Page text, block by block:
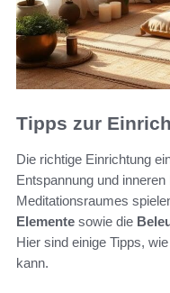
Tipps zur
Die richtige Einrichtung
Entspannung und
Meditationsraumes
Elemente sowie die
Hier sind einige Tipps,
kann.